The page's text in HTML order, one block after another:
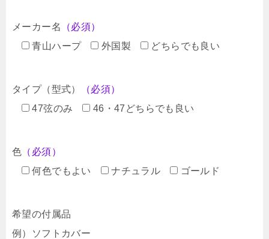
メーカー名
（必須）
青山ハープ
外国製 どちらでも良い
タイプ（型式）
（必須）
47弦のみ
46・47どちらでも良い
色 （必須）
何色でもよい
ナチュラル ゴールド
希望の付属品
例）ソフトカバー